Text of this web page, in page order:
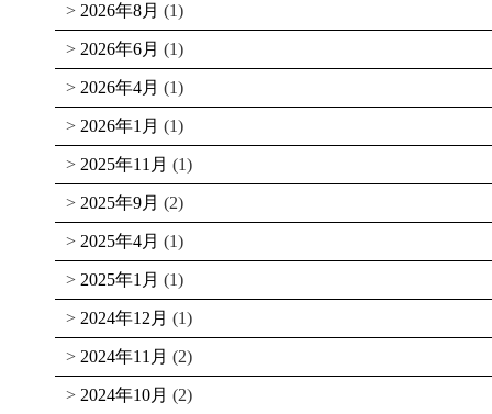
2026年8月 (1)
2026年6月 (1)
2026年4月 (1)
2026年1月 (1)
2025年11月 (1)
2025年9月 (2)
2025年4月 (1)
2025年1月 (1)
2024年12月 (1)
2024年11月 (2)
2024年10月 (2)